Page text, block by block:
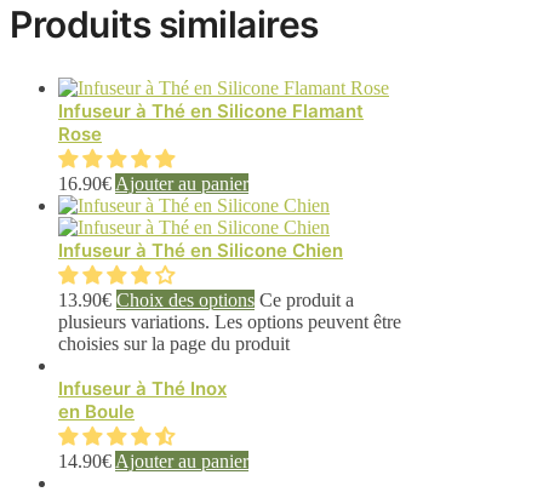
Produits similaires
Infuseur à Thé en Silicone Flamant
Rose
16.90€ Ajouter au panier
Infuseur à Thé en Silicone Chien
13.90€ Choix des options Ce produit a
plusieurs variations. Les options peuvent être
choisies sur la page du produit
Infuseur à Thé Inox
en Boule
14.90€ Ajouter au panier